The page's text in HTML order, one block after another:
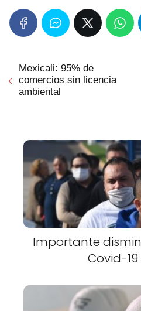
Mexicali: 95% de
comercios sin licencia
ambiental
Importante
Covid-19